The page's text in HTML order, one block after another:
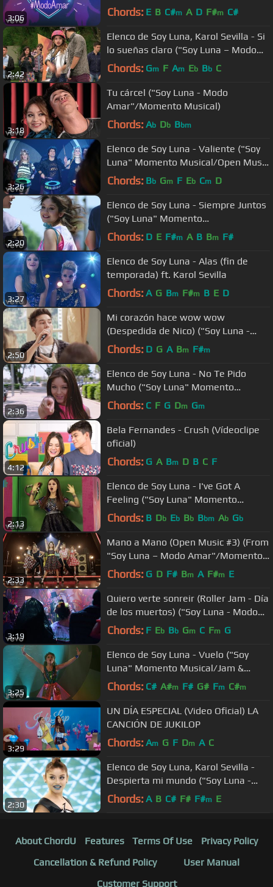
3:06
Amar"/Official Lyric Video)
Chords: E B C#m A D F#m C#
2:42
Elenco de Soy Luna, Karol Sevilla - Si
lo sueñas claro ("Soy Luna – Modo
Amar"/Flashmob)
Chords: Gm F Am Eb Bb C
3:18
Tu cárcel ("Soy Luna - Modo
Amar"/Momento Musical)
Chords: Ab Db Bbm
3:26
Elenco de Soy Luna - Valiente ("Soy
Luna" Momento Musical/Open Music
despedida)
Chords: Bb Gm F Eb Cm D
2:20
Elenco de Soy Luna - Siempre Juntos
("Soy Luna" Momento
Musical/ensayo del)
Chords: D E F#m A B Bm F#
3:27
Elenco de Soy Luna - Alas (fin de
temporada) ft. Karol Sevilla
Chords: A G Bm F#m B E D
2:50
Mi corazón hace wow wow
(Despedida de Nico) ("Soy Luna -
Modo Amar"/Momento Musical)
Chords: D G A Bm F#m
2:36
Elenco de Soy Luna - No Te Pido
Mucho ("Soy Luna" Momento
Musical/Luna)
Chords: C F G Dm Gm
4:12
Bela Fernandes - Crush (Vídeoclipe
oficial)
Chords: G A Bm D B C F
2:13
Elenco de Soy Luna - I've Got A
Feeling ("Soy Luna" Momento
Musical/Competencia)
Chords: B Db Eb Bb Bbm Ab Gb
2:33
Mano a Mano (Open Music #3) (From
"Soy Luna – Modo Amar"/Momento
Musical)
Chords: G D F# Bm A F#m E
3:19
Quiero verte sonreir (Roller Jam - Día
de los muertos) ("Soy Luna - Modo
Amar"/Momento ...
Chords: F Eb Bb Gm C Fm G
3:25
Elenco de Soy Luna - Vuelo ("Soy
Luna" Momento Musical/Jam &
Roller en competencia final)
Chords: C# A#m F# G# Fm C#m
3:29
UN DÍA ESPECIAL (Video Oficial) LA
CANCIÓN DE JUKILOP
Chords: Am G F Dm A C
2:30
Elenco de Soy Luna, Karol Sevilla -
Despierta mi mundo ("Soy Luna -
Modo Amar")
Chords: A B C# F# F#m E
About ChordU Features Terms Of Use
Privacy Policy
Cancellation & Refund Policy
User Manual
Customer Support